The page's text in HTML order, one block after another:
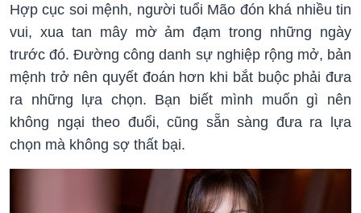
Hợp cục soi mệnh, người tuổi Mão đón khá nhiều tin
vui, xua tan mây mờ ảm đạm trong những ngày
trước đó. Đường công danh sự nghiệp rộng mở, bản
mệnh trở nên quyết đoán hơn khi bắt buộc phải đưa
ra những lựa chọn. Bạn biết mình muốn gì nên
không ngại theo đuổi, cũng sẵn sàng đưa ra lựa
chọn mà không sợ thất bại.